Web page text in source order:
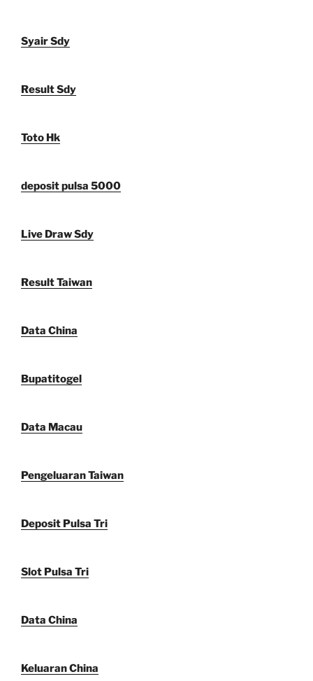
Syair Sdy
Result Sdy
Toto Hk
deposit pulsa 5000
Live Draw Sdy
Result Taiwan
Data China
Bupatitogel
Data Macau
Pengeluaran Taiwan
Deposit Pulsa Tri
Slot Pulsa Tri
Data China
Keluaran China